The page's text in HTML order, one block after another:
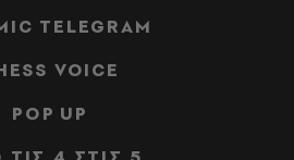
TELEGRAM
VOICE
POP UP